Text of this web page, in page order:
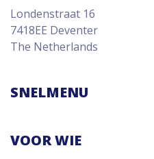
Londenstraat 16
7418EE Deventer
The Netherlands
SNELMENU
VOOR WIE